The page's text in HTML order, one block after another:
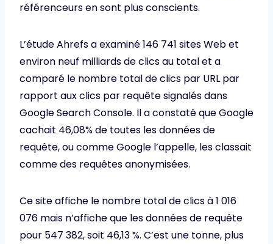
référenceurs en sont plus conscients.
L’étude Ahrefs a examiné 146 741 sites Web et
environ neuf milliards de clics au total et a
comparé le nombre total de clics par URL par
rapport aux clics par requête signalés dans
Google Search Console. Il a constaté que Google
cachait 46,08% de toutes les données de
requête, ou comme Google l’appelle, les classait
comme des requêtes anonymisées.
Ce site affiche le nombre total de clics à 1 016
076 mais n’affiche que les données de requête
pour 547 382, ​​soit 46,13 %. C’est une tonne, plus